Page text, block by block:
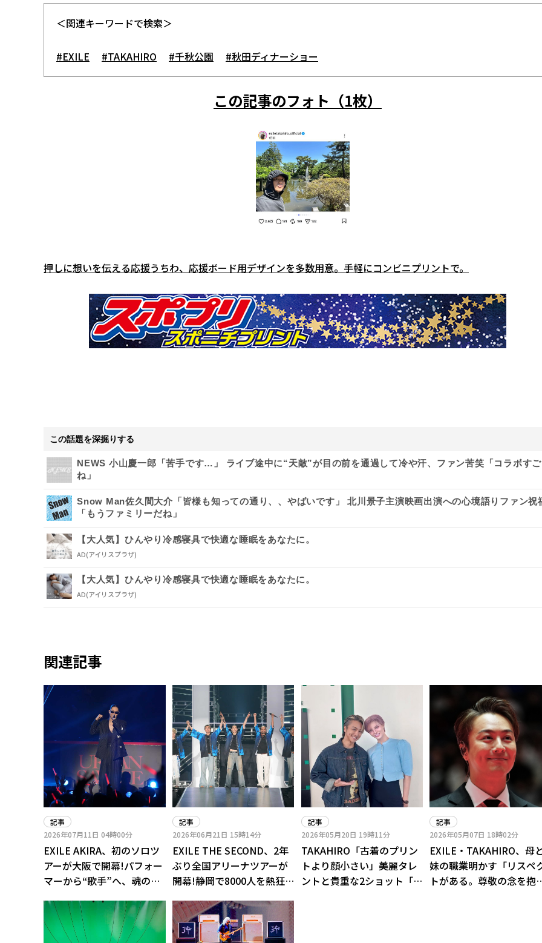
＜関連キーワードで検索＞
#EXILE #TAKAHIRO #千秋公園 #秋田ディナーショー
この記事のフォト（1枚）
押しに想いを伝える応援うちわ、応援ボード用デザインを多数用意。手軽にコンビニプリントで。
この話題を深掘りする
NEWS 小山慶一郎「苦手です…」 ライブ途中に“天敵”が目の前を通過して冷や汗、ファン苦笑「コラボす
ね」
Snow Man佐久間大介「皆様も知っての通り、、やばいです」 北川景子主演映画出演への心境語りファン祝
「もうファミリーだね」
【大人気】ひんやり冷感寝具で快適な睡眠をあなたに。
AD(アイリスプラザ)
【大人気】ひんやり冷感寝具で快適な睡眠をあなたに。
AD(アイリスプラザ)
関連記事
記事
2026年07月11日 04時00分
EXILE AKIRA、初のソロツ
アーが大阪で開幕!パフォー
マーから“歌手”へ、魂の歌
記事
2026年06月21日 15時14分
EXILE THE SECOND、2年
ぶり全国アリーナツアーが
開幕!静岡で8000人を熱狂
ジ
記事
2026年05月20日 19時11分
TAKAHIRO「古着のプリン
トより顔小さい」美麗タレ
ントと貴重な2ショット「お
記事
2026年05月07日 18時02分
EXILE・TAKAHIRO、母
妹の職業明かす「リスペ
トがある。尊敬の念を抱